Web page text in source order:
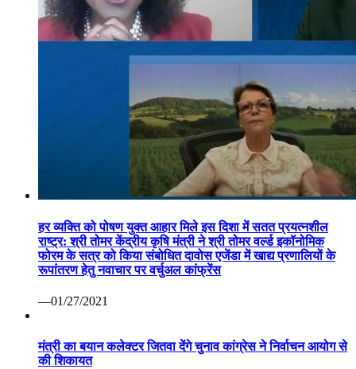
हर व्यक्ति को पोषण युक्त आहार मिले इस दिशा में सतत प्रयत्नशील
राष्ट्र: श्री तोमर केंद्रीय कृषि मंत्री ने श्री तोमर वर्ल्ड इकॉनोमिक
फोरम के सत्र को किया संबोधित दावोस एजेंडा में खाद्य प्रणालियों के
रूपांतरण हेतु नवाचार पर वर्चुअल कांफ्रेंस
—01/27/2021
मंत्री का बयान कलेक्टर जितवा देंगे चुनाव कांग्रेस ने निर्वाचन आयोग से
की शिकायत